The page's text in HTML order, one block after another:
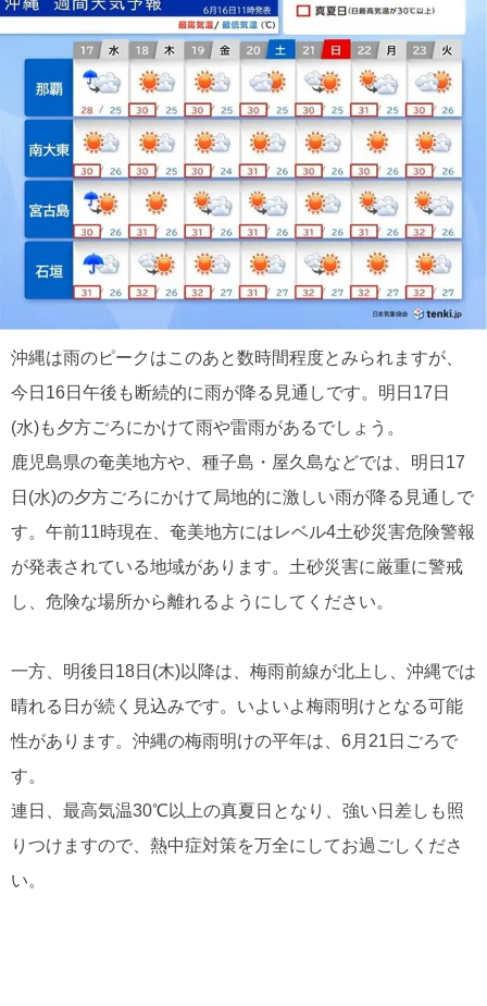
沖縄は雨のピークはこのあと数時間程度とみられますが、
今日16日午後も断続的に雨が降る見通しです。明日17日
(水)も夕方ごろにかけて雨や雷雨があるでしょう。
鹿児島県の奄美地方や、種子島・屋久島などでは、明日17
日(水)の夕方ごろにかけて局地的に激しい雨が降る見通しで
す。午前11時現在、奄美地方にはレベル4土砂災害危険警報
が発表されている地域があります。土砂災害に厳重に警戒
し、危険な場所から離れるようにしてください。
一方、明後日18日(木)以降は、梅雨前線が北上し、沖縄では
晴れる日が続く見込みです。いよいよ梅雨明けとなる可能
性があります。沖縄の梅雨明けの平年は、6月21日ごろで
す。
連日、最高気温30℃以上の真夏日となり、強い日差しも照
りつけますので、熱中症対策を万全にしてお過ごしくださ
い。